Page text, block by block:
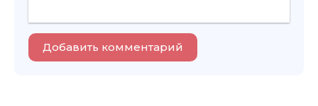
Добавить комментарий